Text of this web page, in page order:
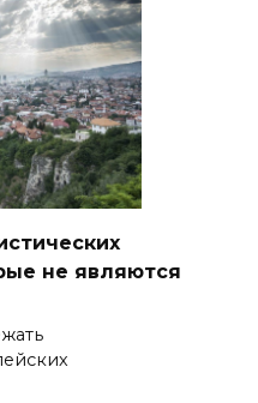
не являются